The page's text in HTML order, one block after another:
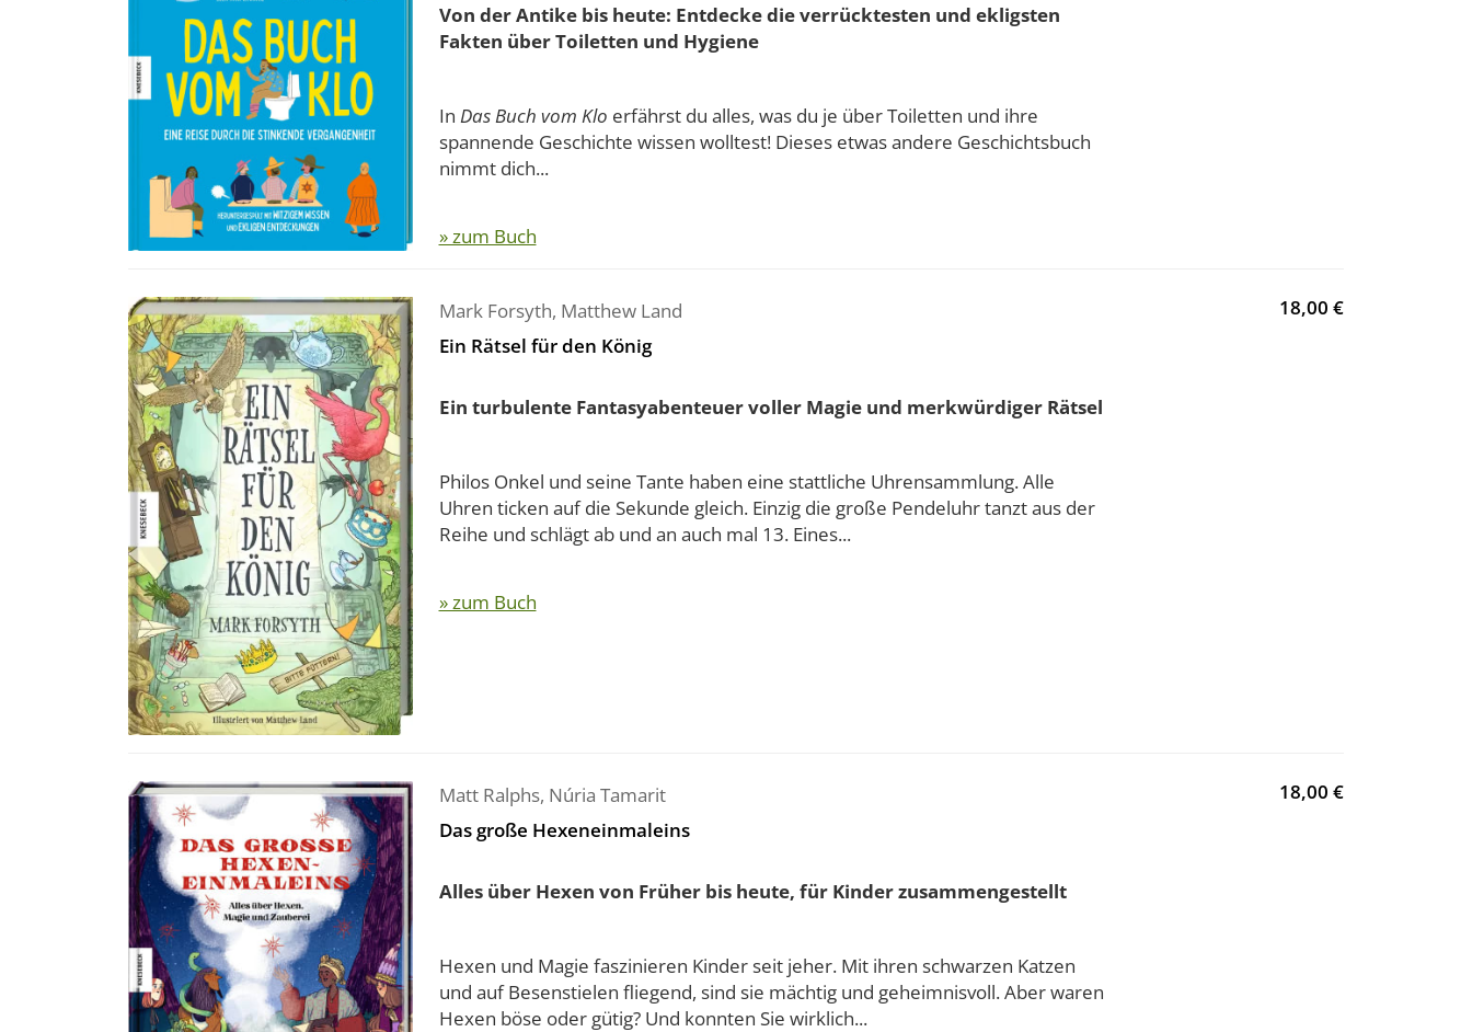
Von der Antike bis heute: Entdecke die verrücktesten und ekligsten
Fakten über Toiletten und Hygiene
In Das Buch vom Klo erfährst du alles, was du je über Toiletten und ihre
spannende Geschichte wissen wolltest! Dieses etwas andere Geschichtsbuch
nimmt dich...
» zum Buch
Mark Forsyth, Matthew Land
Ein Rätsel für den König
Ein turbulente Fantasyabenteuer voller Magie und merkwürdiger Rätsel
Philos Onkel und seine Tante haben eine stattliche Uhrensammlung. Alle
Uhren ticken auf die Sekunde gleich. Einzig die große Pendeluhr tanzt aus der
Reihe und schlägt ab und an auch mal 13. Eines...
» zum Buch
18,00 €
Matt Ralphs, Núria Tamarit
Das große Hexeneinmaleins
Alles über Hexen von Früher bis heute, für Kinder zusammengestellt
Hexen und Magie faszinieren Kinder seit jeher. Mit ihren schwarzen Katzen
und auf Besenstielen fliegend, sind sie mächtig und geheimnisvoll. Aber waren
Hexen böse oder gütig? Und konnten Sie wirklich...
18,00 €